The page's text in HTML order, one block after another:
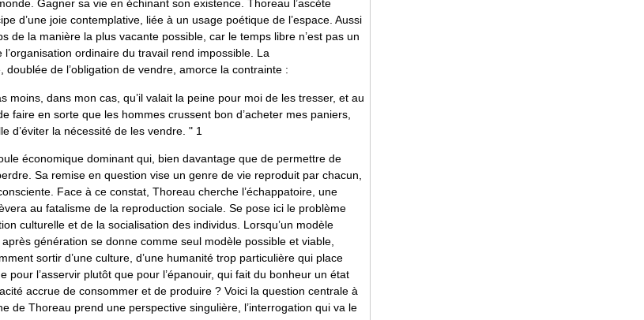
Gagner sa vie en échinant son existence. Thoreau l’ascète
d’une joie contemplative, liée à un usage poétique de l’espace. Aussi
de la manière la plus vacante possible, car le temps libre n’est pas un
ordinaire du travail rend impossible. La
doublée de l’obligation de vendre, amorce la contrainte :
moins, dans mon cas, qu’il valait la peine pour moi de les tresser, et au
faire en sorte que les hommes crussent bon d’acheter mes paniers,
d’éviter la nécessité de les vendre. " 1
économique dominant qui, bien davantage que de permettre de
Sa remise en question vise un genre de vie reproduit par chacun,
Face à ce constat, Thoreau cherche l’échappatoire, une
au fatalisme de la reproduction sociale. Se pose ici le problème
culturelle et de la socialisation des individus. Lorsqu’un modèle
génération se donne comme seul modèle possible et viable,
sortir d’une culture, d’une humanité trop particulière qui place
pour l’asservir plutôt que pour l’épanouir, qui fait du bonheur un état
accrue de consommer et de produire ? Voici la question centrale à
de Thoreau prend une perspective singulière, l’interrogation qui va le